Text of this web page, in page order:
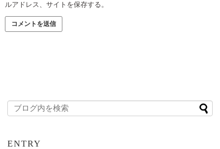
ルアドレス、サイトを保存する。
ENTRY